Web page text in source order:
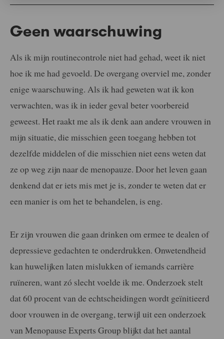
Geen waarschuwing
Als ik mijn routinecontrole niet had gehad, weet ik niet
hoe ik me had gevoeld. De overgang overviel me, zonder
enige waarschuwing. Als ik had geweten wat ik kon
verwachten, was ik in ieder geval beter voorbereid
geweest. Het raakt me als ik denk aan andere vrouwen in
mijn situatie, die misschien geen toegang hebben tot
dezelfde middelen of die misschien niet eens weten dat
ze op weg zijn naar de menopauze. Door het leven gaan
denkend dat er iets mis met je is, zonder te weten dat er
een manier is om het te behandelen, is eng.
Er zijn vrouwen die gaan drinken om ermee te dealen of
depressieve gedachten te onderdrukken. Onwetendheid
kan huwelijken laten mislukken of iemands carrière
ruïneren, want zó slecht voelde ik me. Onderzoek stelt
dat 60 procent van de echtscheidingen wordt geïnitieerd
door vrouwen in de overgang, terwijl uit een onderzoek
van Menopause Experts Group blijkt dat het aantal